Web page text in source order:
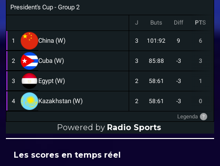
President's Cup - Group 2
J Buts Diff PTS
1 China (W) 3 101:92 9 6
2 Cuba (W) 3 85:88 -3 3
3 Egypt (W) 2 58:61 -3 1
4 Kazakhstan (W) 2 58:61 -3 0
Legenda ?
Powered by Radio Sports
Les scores en temps réel